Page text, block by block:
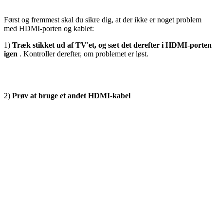
Først og fremmest skal du sikre dig, at der ikke er noget problem
med HDMI-porten og kablet:
1) Træk stikket ud af TV'et, og sæt det derefter i HDMI-porten
igen . Kontroller derefter, om problemet er løst.
2) Prøv at bruge et andet HDMI-kabel